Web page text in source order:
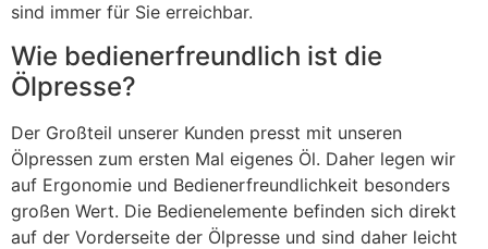
sind immer für Sie erreichbar.
Wie bedienerfreundlich ist die
Ölpresse?
Der Großteil unserer Kunden presst mit unseren
Ölpressen zum ersten Mal eigenes Öl. Daher legen wir
auf Ergonomie und Bedienerfreundlichkeit besonders
großen Wert. Die Bedienelemente befinden sich direkt
auf der Vorderseite der Ölpresse und sind daher leicht